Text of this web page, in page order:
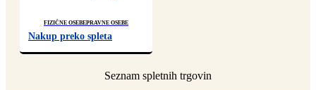
Fizične osebePravne osebe
Nakup preko spleta